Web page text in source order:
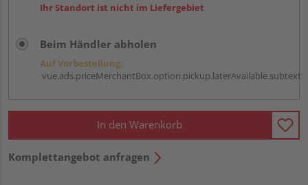
Ihr Standort ist nicht im Liefergebiet
Beim Händler abholen
Auf Vorbestellung:
vue.ads.priceMerchantBox.option.pickup.laterAvailable.subtext
In den Warenkorb
Komplettangebot anfragen